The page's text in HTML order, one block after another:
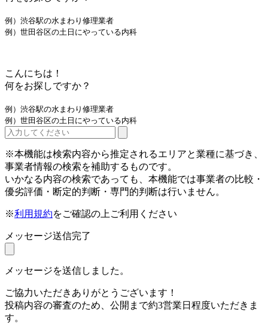
例）渋谷駅の水まわり修理業者
例）世田谷区の土日にやっている内科
こんにちは！
何をお探しですか？
例）渋谷駅の水まわり修理業者
例）世田谷区の土日にやっている内科
※本機能は検索内容から推定されるエリアと業種に基づき、
事業者情報の検索を補助するものです。
いかなる内容の検索であっても、本機能では事業者の比較・
優劣評価・断定的判断・専門的判断は行いません。
※利用規約をご確認の上ご利用ください
メッセージ送信完了
メッセージを送信しました。
ご協力いただきありがとうございます！
投稿内容の審査のため、公開まで約3営業日程度いただきま
す。